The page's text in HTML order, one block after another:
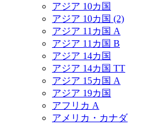
アジア 10カ国
アジア 10カ国 (2)
アジア 11カ国 A
アジア 11カ国 B
アジア 14カ国
アジア 14カ国 TT
アジア 15カ国 A
アジア 19カ国
アフリカ A
アメリカ・カナダ